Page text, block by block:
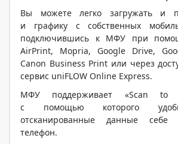
Вы можете легко загружать и
и графику с собственных
подключившись к МФУ при
AirPrint, Mopria, Google Drive,
Canon Business Print или через
сервис uniFLOW Online Express.
МФУ поддерживает «Scan to
с помощью которого
отсканированные данные
телефон.